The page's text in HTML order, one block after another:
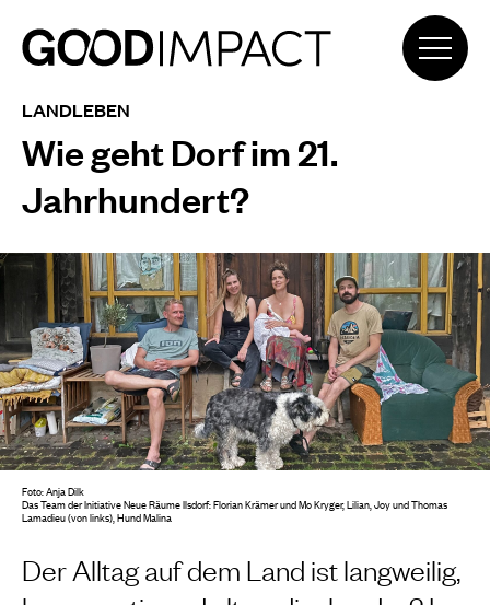
LANDLEBEN
Wie geht Dorf im 21.
Jahrhundert?
Der Alltag auf dem Land ist langweilig,
Foto: Anja Dilk
Das Team der Initiative Neue Räume Ilsdorf: Florian Krämer und Mo Kryger, Lilian, Joy und Thomas
Lamadieu (von links), Hund Malina